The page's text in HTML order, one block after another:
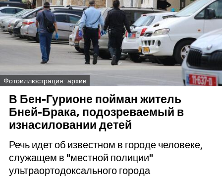
Фотоиллюстрация: архив
В Бен-Гурионе пойман житель
Бней-Брака, подозреваемый в
изнасиловании детей
Речь идет об известном в городе человеке,
служащем в "местной полиции"
ультраортодоксального города